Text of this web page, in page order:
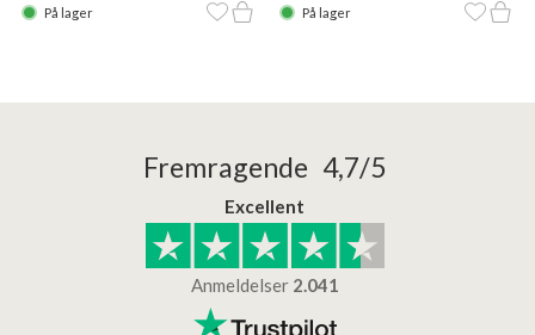
På lager På lager
Fremragende 4,7/5
Excellent
Anmeldelser 2.041